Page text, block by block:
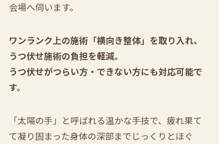
会場へ伺います。
ワンランク上の施術「横向き整体」を取り入れ、
うつ伏せ施術の負担を軽減。
うつ伏せがつらい方・できない方にも対応可能で
す。
「太陽の手」と呼ばれる温かな手技で、疲れ果て
て凝り固まった身体の深部までじっくりとほぐ